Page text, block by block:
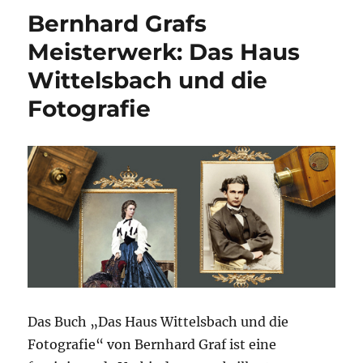
h
Li
st
Bernhard Grafs
Meisterwerk: Das Haus
Wittelsbach und die
Fotografie
Das Buch „Das Haus Wittelsbach und die
Fotografie“ von Bernhard Graf ist eine